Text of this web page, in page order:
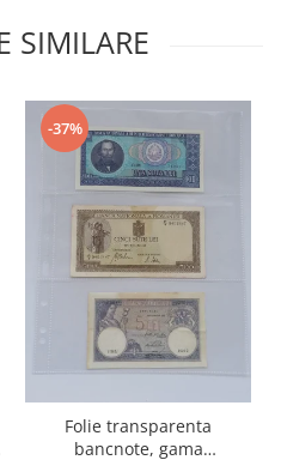
SIMILARE
-37%
Folie transparenta
bancnote, gama